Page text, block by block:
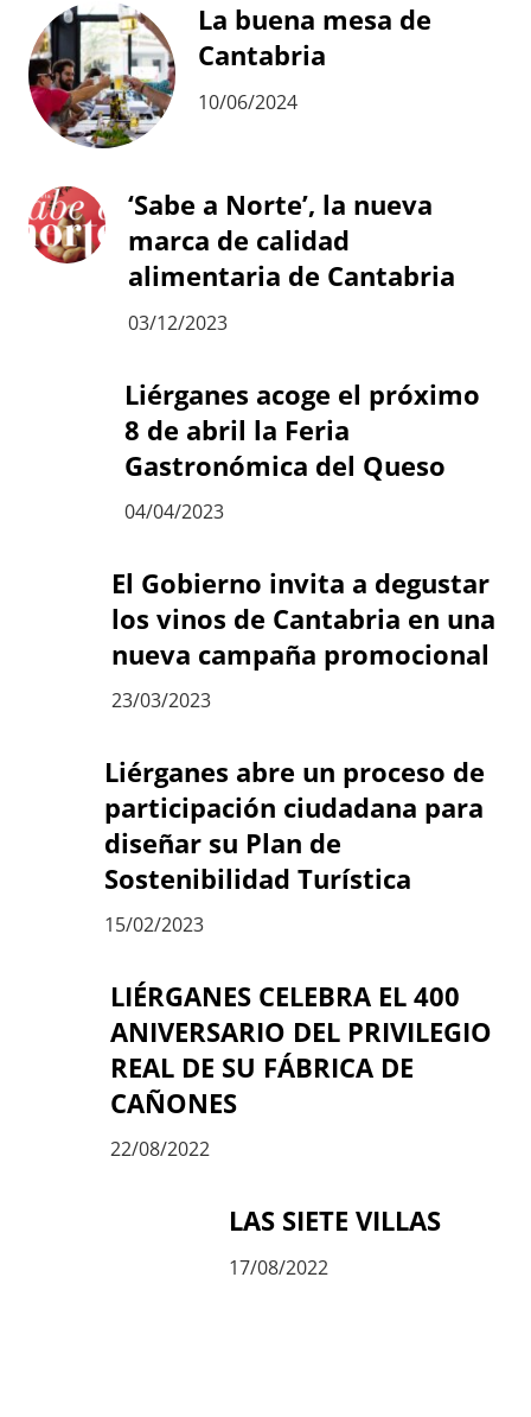
La buena mesa de
Cantabria
10/06/2024
‘Sabe a Norte’, la nueva
marca de calidad
alimentaria de Cantabria
03/12/2023
Liérganes acoge el próximo
8 de abril la Feria
Gastronómica del Queso
04/04/2023
El Gobierno invita a degustar
los vinos de Cantabria en una
nueva campaña promocional
23/03/2023
Liérganes abre un proceso de
participación ciudadana para
diseñar su Plan de
Sostenibilidad Turística
15/02/2023
LIÉRGANES CELEBRA EL 400
ANIVERSARIO DEL PRIVILEGIO
REAL DE SU FÁBRICA DE
CAÑONES
22/08/2022
LAS SIETE VILLAS
17/08/2022